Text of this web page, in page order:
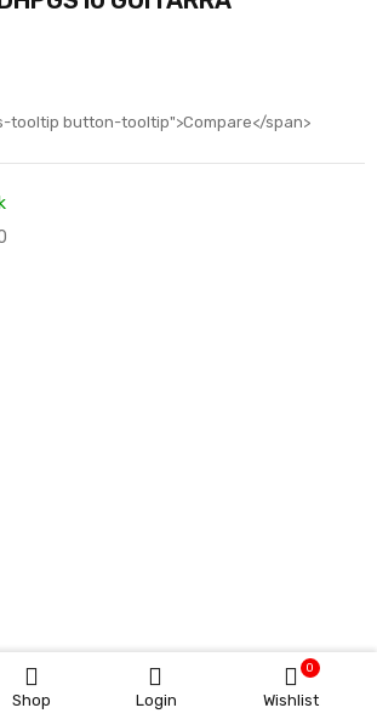
Shop Login Wishlist
0
tooltip button-tooltip">Compare</span>